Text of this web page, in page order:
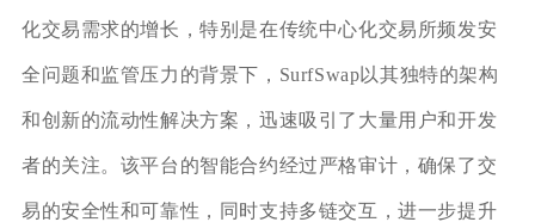
化交易需求的增长，特别是在传统中心化交易所频发安
全问题和监管压力的背景下，SurfSwap以其独特的架构
和创新的流动性解决方案，迅速吸引了大量用户和开发
者的关注。该平台的智能合约经过严格审计，确保了交
易的安全性和可靠性，同时支持多链交互，进一步提升